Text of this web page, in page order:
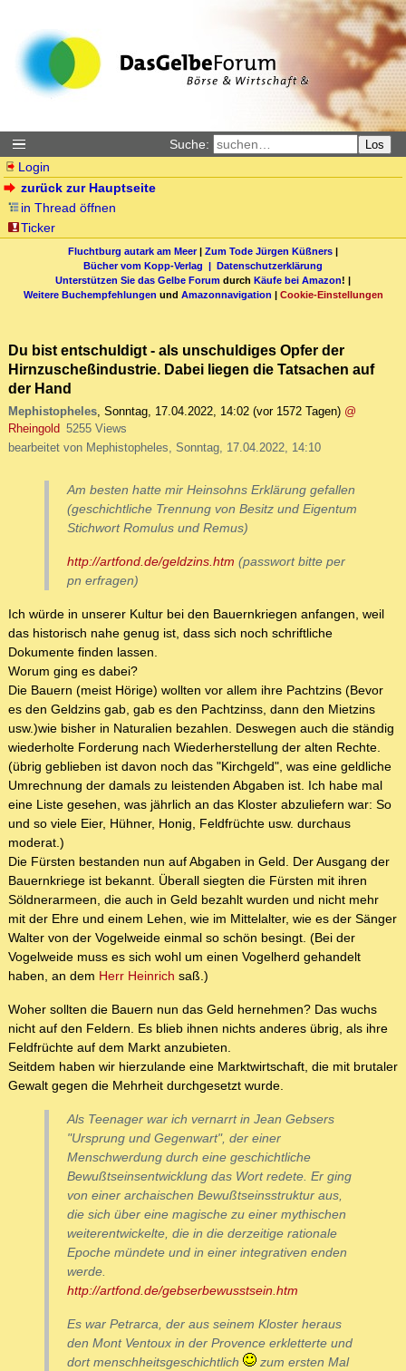
Suche: Los
Login
zurück zur Hauptseite
in Thread öffnen
Ticker
Fluchtburg autark am Meer| Zum Tode Jürgen Küßners |
Bücher vom Kopp-Verlag | Datenschutzerklärung
Unterstützen Sie das Gelbe Forum durch Käufe bei Amazon! |
Weitere Buchempfehlungen und Amazonnavigation | Cookie-Einstellungen
Du bist entschuldigt - als unschuldiges Opfer der
Hirnzuscheßindustrie. Dabei liegen die Tatsachen auf
der Hand
Mephistopheles, Sonntag, 17.04.2022, 14:02 (vor 1572 Tagen) @
Rheingold 5255 Views
bearbeitet von Mephistopheles, Sonntag, 17.04.2022, 14:10
Am besten hatte mir Heinsohns Erklärung gefallen
(geschichtliche Trennung von Besitz und Eigentum
Stichwort Romulus und Remus)
http://artfond.de/geldzins.htm (passwort bitte per
pn erfragen)
Ich würde in unserer Kultur bei den Bauernkriegen anfangen, weil
das historisch nahe genug ist, dass sich noch schriftliche
Dokumente finden lassen.
Worum ging es dabei?
Die Bauern (meist Hörige) wollten vor allem ihre Pachtzins (Bevor
es den Geldzins gab, gab es den Pachtzinss, dann den Mietzins
usw.)wie bisher in Naturalien bezahlen. Deswegen auch die ständig
wiederholte Forderung nach Wiederherstellung der alten Rechte.
(übrig geblieben ist davon noch das "Kirchgeld", was eine geldliche
Umrechnung der damals zu leistenden Abgaben ist. Ich habe mal
eine Liste gesehen, was jährlich an das Kloster abzuliefern war: So
und so viele Eier, Hühner, Honig, Feldfrüchte usw. durchaus
moderat.)
Die Fürsten bestanden nun auf Abgaben in Geld. Der Ausgang der
Bauernkriege ist bekannt. Überall siegten die Fürsten mit ihren
Söldnerarmeen, die auch in Geld bezahlt wurden und nicht mehr
mit der Ehre und einem Lehen, wie im Mittelalter, wie es der Sänger
Walter von der Vogelweide einmal so schön besingt. (Bei der
Vogelweide muss es sich wohl um einen Vogelherd gehandelt
haben, an dem Herr Heinrich saß.)
Woher sollten die Bauern nun das Geld hernehmen? Das wuchs
nicht auf den Feldern. Es blieb ihnen nichts anderes übrig, als ihre
Feldfrüchte auf dem Markt anzubieten.
Seitdem haben wir hierzulande eine Marktwirtschaft, die mit brutaler
Gewalt gegen die Mehrheit durchgesetzt wurde.
Als Teenager war ich vernarrt in Jean Gebsers
"Ursprung und Gegenwart", der einer
Menschwerdung durch eine geschichtliche
Bewußtseinsentwicklung das Wort redete. Er ging
von einer archaischen Bewußtseinsstruktur aus,
die sich über eine magische zu einer mythischen
weiterentwickelte, die in die derzeitige rationale
Epoche mündete und in einer integrativen enden
werde.
http://artfond.de/gebserbewusstsein.htm
Es war Petrarca, der aus seinem Kloster heraus
den Mont Ventoux in der Provence erkletterte und
dort menschheitsgeschichtlich
zum ersten Mal